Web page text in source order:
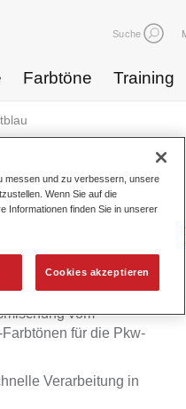
Suche
Farbtöne Training
275 HG
vom
für die Pkw-
Verarbeitung in
messen und zu verbessern, unsere
Wenn Sie auf die
Informationen finden Sie in unserer
Cookies akzeptieren